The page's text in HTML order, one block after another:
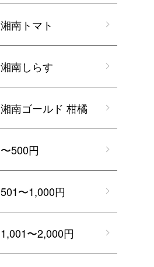
湘南トマト
湘南しらす
湘南ゴールド 柑橘
〜500円
501〜1,000円
1,001〜2,000円